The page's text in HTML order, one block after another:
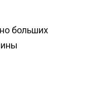
больших